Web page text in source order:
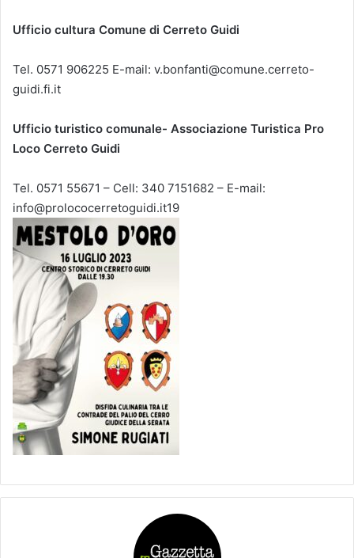
Ufficio cultura Comune di Cerreto Guidi
Tel. 0571 906225 E-mail: v.bonfanti@comune.cerreto-
guidi.fi.it
Ufficio turistico comunale- Associazione Turistica Pro
Loco Cerreto Guidi
Tel. 0571 55671 – Cell: 340 7151682 – E-mail:
info@prolococerretoguidi.it19